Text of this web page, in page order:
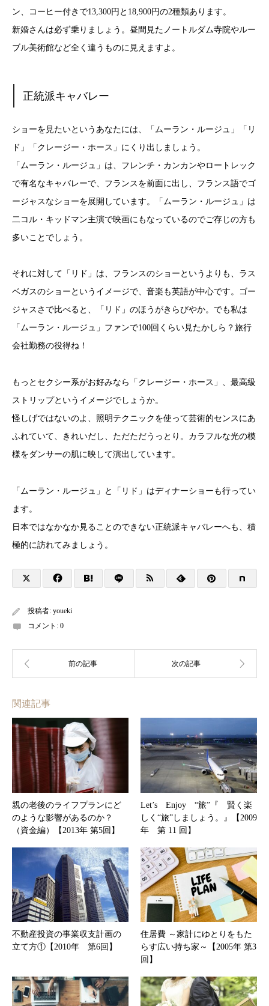
ン、コーヒー付きで13,300円と18,900円の2種類あります。
新婚さんは必ず乗りましょう。昼間見たノートルダム寺院やルー
ブル美術館など全く違うものに見えますよ。
正統派キャバレー
ショーを見たいというあなたには、「ムーラン・ルージュ」「リ
ド」「クレージー・ホース」にくり出しましょう。
「ムーラン・ルージュ」は、フレンチ・カンカンやロートレック
で有名なキャバレーで、フランスを前面に出し、フランス語でゴ
ージャスなショーを展開しています。「ムーラン・ルージュ」は
二コル・キッドマン主演で映画にもなっているのでご存じの方も
多いことでしょう。
それに対して「リド」は、フランスのショーというよりも、ラス
ベガスのショーというイメージで、音楽も英語が中心です。ゴー
ジャスさで比べると、「リド」のほうがきらびやか。でも私は
「ムーラン・ルージュ」ファンで100回くらい見たかしら？旅行
会社勤務の役得ね！
もっとセクシー系がお好みなら「クレージー・ホース」、最高級
ストリップというイメージでしょうか。
怪しげではないのよ、照明テクニックを使って芸術的センスにあ
ふれていて、きれいだし、ただただうっとり。カラフルな光の模
様をダンサーの肌に映して演出しています。
「ムーラン・ルージュ」と「リド」はディナーショーも行ってい
ます。
日本ではなかなか見ることのできない正統派キャバレーへも、積
極的に訪れてみましょう。
投稿者: youeki
コメント: 0
関連記事
親の老後のライフプランにど
のような影響があるのか？
（資金編）【2013年 第5回】
Let’s Enjoy “旅”『 賢く楽
しく“旅”しましょう。』【2009
年 第 11 回】
不動産投資の事業収支計画の
立て方①【2010年 第6回】
住居費 ～家計にゆとりをもた
らす広い持ち家～【2005年 第3
回】